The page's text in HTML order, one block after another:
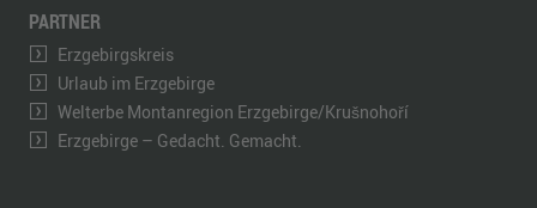
PARTNER
Erzgebirgskreis
Urlaub im Erzgebirge
Welterbe Montanregion Erzgebirge/Krušnohoří
Erzgebirge – Gedacht. Gemacht.